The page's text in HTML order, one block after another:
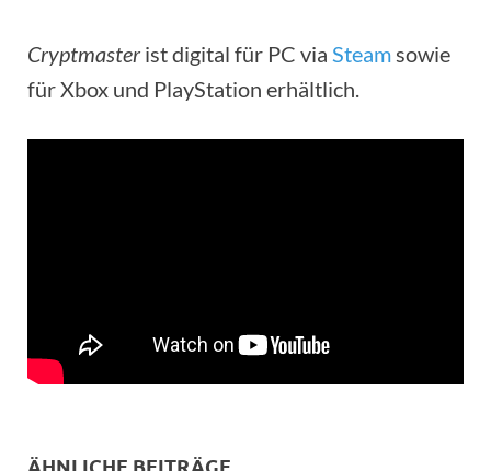
Cryptmasterist digital für PC via Steamsowie
für Xbox und PlayStation erhältlich.